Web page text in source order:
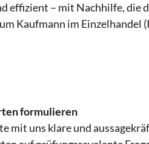
effizient – mit Nachhilfe, die
Kaufmann im Einzelhandel
formulieren
mit uns klare und